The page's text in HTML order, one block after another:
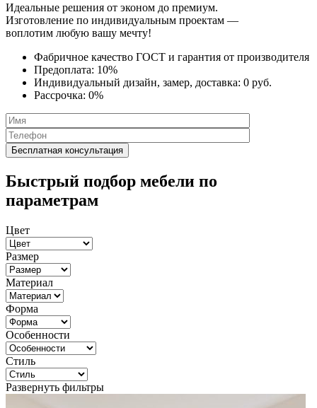
Идеальные решения от эконом до премиум.
Изготовление по индивидуальным проектам —
воплотим любую вашу мечту!
Фабричное качество ГОСТ и гарантия от производителя
Предоплата: 10%
Индивидуальный дизайн, замер, доставка: 0 руб.
Рассрочка: 0%
Быстрый подбор мебели по
параметрам
Цвет
Размер
Материал
Форма
Особенности
Стиль
Развернуть фильтры